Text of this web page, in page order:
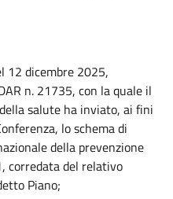
12 dicembre 2025,
n. 21735, con la quale il
salute ha inviato, ai fini
lo schema di
della prevenzione
corredata del relativo
Piano;